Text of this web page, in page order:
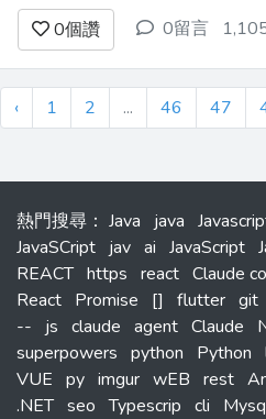
力，所以別忘了向他們表達支持🌟 現
讓我們一起走上AI之路👨‍🌾 --- ## 1.
[CopilotPortal]
(https://github.com/
0個讚 0留言
‹ 1 2 ... 46 47
熱門搜尋 ： Java java
JavaSCript jav ai JavaScript
REACT https react Claude
React Promise [] flutter git
--
js claude agent Claude
superpowers python Python
VUE py imgur wEB rest
.NET seo Typescrip cli